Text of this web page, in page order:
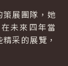
展團隊，她
未來四年當
采的展覽，